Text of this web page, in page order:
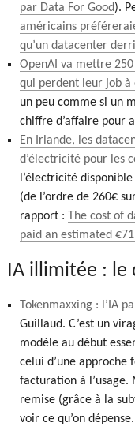
par Data For Good).
américains
qu’un datacenter
OpenAI va mettre
qui perdent leur job à
un peu comme si un
chiffre d’affaire pour
En Irlande, les
d’électricité pour les
l’électricité
(de l’ordre de 260€
rapport :
The cost of
paid an estimated
IA illimitée :
Tokenmaxxing : l’IA
Guillaud. C’est un
modèle au début
celui d’une
facturation à l’usage.
remise (grâce à la
voir ce qu’on